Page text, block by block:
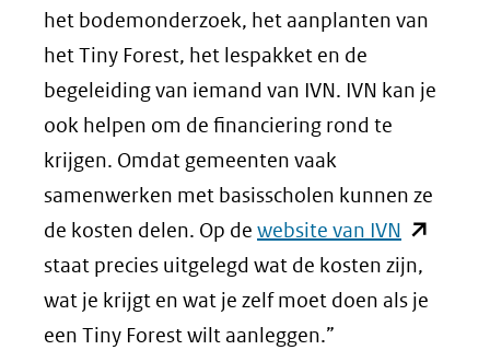
het bodemonderzoek, het aanplanten van
het Tiny Forest, het lespakket en de
begeleiding van iemand van IVN. IVN kan je
ook helpen om de financiering rond te
krijgen. Omdat gemeenten vaak
samenwerken met basisscholen kunnen ze
de kosten delen. Op de website van IVN (opent
in
nieuw
staat precies uitgelegd wat de kosten zijn,
wat je krijgt en wat je zelf moet doen als je
een Tiny Forest wilt aanleggen.”